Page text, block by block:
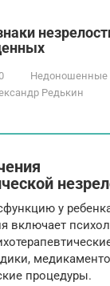
Недоношенные
Редькин
у
включает
процедуры.